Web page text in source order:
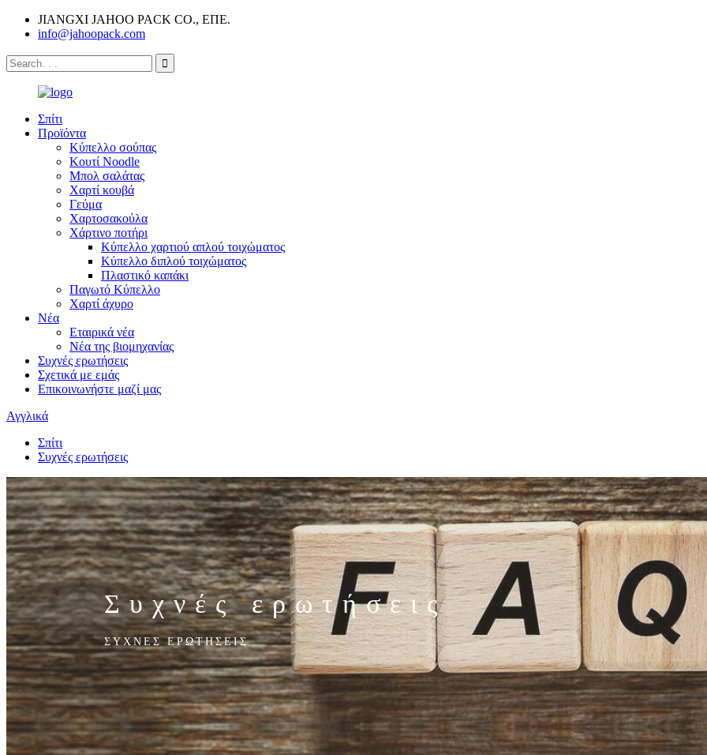
JIANGXI JAHOO PACK CO., ΕΠΕ.
info@jahoopack.com
Σπίτι
Προϊόντα
Κύπελλο σούπας
Κουτί Noodle
Μπολ σαλάτας
Χαρτί κουβά
Γεύμα
Χαρτοσακούλα
Χάρτινο ποτήρι
Κύπελλο χαρτιού απλού τοιχώματος
Κύπελλο διπλού τοιχώματος
Πλαστικό καπάκι
Παγωτό Κύπελλο
Χαρτί άχυρο
Νέα
Εταιρικά νέα
Νέα της βιομηχανίας
Συχνές ερωτήσεις
Σχετικά με εμάς
Επικοινωνήστε μαζί μας
Αγγλικά
Σπίτι
Συχνές ερωτήσεις
Συχνές ερωτήσεις
ΣΥΧΝΕΣ ΕΡΩΤΗΣΕΙΣ